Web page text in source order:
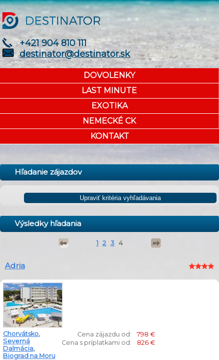
+421 904 810 111
destinator@destinator.sk
DOVOLENKY
LAST MINUTE
EXOTIKA
NEMECKÉ CK
KONTAKT
Hľadanie zájazdov
Výsledky hľadania
1 2 3 4
Adria
Cena zájazdu od:
798 €
Cena s príplatkami od:
826 €
Chorvátsko,
Severná
Dalmácia,
Biograd na Moru